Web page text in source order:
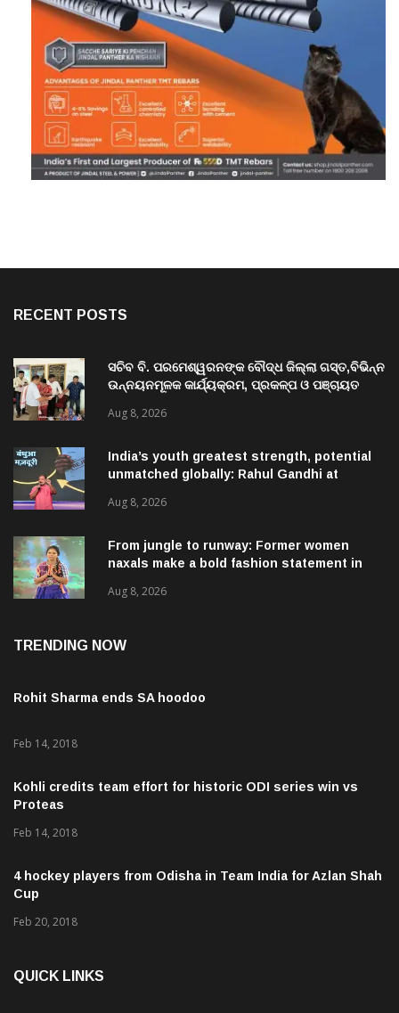
RECENT POSTS
ସଚିବ ବି. ପରମେଶ୍ୱରନଙ୍କ ବୌଦ୍ଧ ଜିଲ୍ଲା ଗସ୍ତ,ବିଭିନ୍ନ
ଉନ୍ନୟନମୂଳକ କାର୍ଯ୍ୟକ୍ରମ, ପ୍ରକଳ୍ପ ଓ ପଞ୍ଚାୟତ
Aug 8, 2026
India’s youth greatest strength, potential
unmatched globally: Rahul Gandhi at
Aug 8, 2026
From jungle to runway: Former women
naxals make a bold fashion statement in
Aug 8, 2026
TRENDING NOW
Rohit Sharma ends SA hoodoo
Feb 14, 2018
Kohli credits team effort for historic ODI series win vs
Proteas
Feb 14, 2018
4 hockey players from Odisha in Team India for Azlan Shah
Cup
Feb 20, 2018
QUICK LINKS